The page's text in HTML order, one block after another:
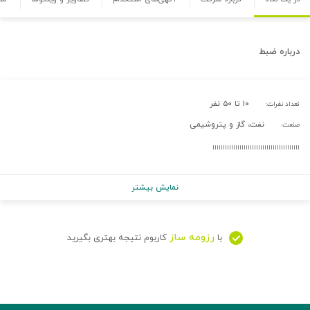
درباره ضبط
تعداد نفرات: ۱۰ تا ۵۰ نفر
صنعت: نفت، گاز و پتروشیمی
اااااااااااااااااااااااااااااااااااااااااا
نمایش بیشتر
با رزومه ساز کاربوم نتیجه بهتری بگیرید